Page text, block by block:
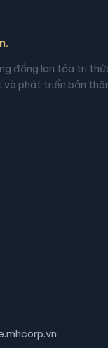
đồng lan tỏa tri
và phát triển bản